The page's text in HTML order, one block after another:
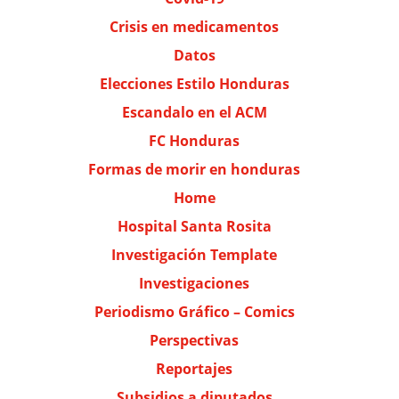
Crisis en medicamentos
Datos
Elecciones Estilo Honduras
Escandalo en el ACM
FC Honduras
Formas de morir en honduras
Home
Hospital Santa Rosita
Investigación Template
Investigaciones
Periodismo Gráfico – Comics
Perspectivas
Reportajes